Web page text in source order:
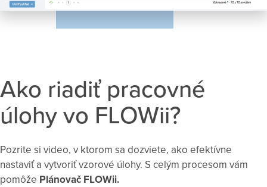
Ako riadiť pracovné
úlohy vo FLOWii?
Pozrite si video, v ktorom sa dozviete, ako efektívne
nastaviť a vytvoriť vzorové úlohy. S celým procesom vám
pomôže Plánovač FLOWii.